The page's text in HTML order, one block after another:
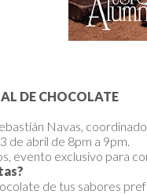
DE CHOCOLATE
Navas,
de abril de 8pm a 9pm.
evento exclusivo para
de tus sabores